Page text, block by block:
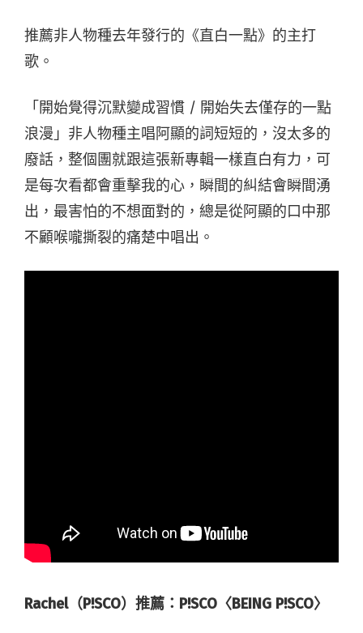
推薦非人物種去年發行的《直白一點》的主打
歌。
「開始覺得沉默變成習慣 / 開始失去僅存的一點
浪漫」非人物種主唱阿顯的詞短短的，沒太多的
廢話，整個團就跟這張新專輯一樣直白有力，可
是每次看都會重擊我的心，瞬間的糾結會瞬間湧
出，最害怕的不想面對的，總是從阿顯的口中那
不顧喉嚨撕裂的痛楚中唱出。
Rachel（P!SCO）推薦：P!SCO〈BEING P!SCO〉